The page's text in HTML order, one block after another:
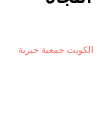
الكويت جمعية خيرية